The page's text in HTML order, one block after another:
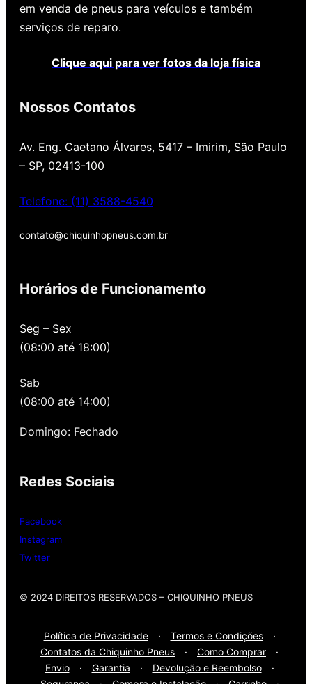
em venda de pneus para veículos e também
serviços de reparo.
Clique aqui para ver fotos da loja física
Europeu de qualidade!
Temos uma loja novinha, com os melhores
quando você precisa voltar para revisar,
nossa loja possui grande parceria com a
Whatsap: (11) 3588-4540
Nossos Contatos
Av. Eng. Caetano Álvares, 5417 – Imirim, São Paulo
– SP, 02413-100
Telefone: (11) 3588-4540
contato@chiquinhopneus.com.br
Horários de Funcionamento
Seg – Sex
(08:00 até 18:00)
Sab
(08:00 até 14:00)
Domingo: Fechado
Redes Sociais
Facebook
Instagram
Twitter
© 2024 DIREITOS RESERVADOS​ – CHIQUINHO PNEUS
Política de Privacidade · Termos e Condições
·
Contatos da Chiquinho Pneus
· Como Comprar
·
Envio
· Garantia · Devolução e Reembolso
·